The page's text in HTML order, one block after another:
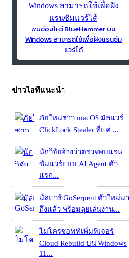
พบช่องโหว่ BlueHammer บน
Windows สามารถใช้เพื่อฝังแรนซัม
แวร์ได้
ข่าวไอทีแนะนำ
ภัยใหม่ชาว macOS มัลแวร์
ClickLock Stealer ที่แค่ ...
นักวิจัยอ้างว่าตรวจพบแรน
ซัมแวร์แบบ AI Agent ตัว
แรก...
มัลแวร์ GoSerpent ตัวใหม่มา
ถึงแล้ว พร้อมลุยเล่นงาน...
ไมโครซอฟท์เพิ่มฟีเจอร์
Cloud Rebuild บน Windows
11...